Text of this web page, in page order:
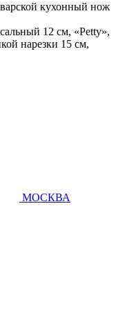
кухонный нож
12 см, «Petty»,
нарезки 15 см,
МОСКВА